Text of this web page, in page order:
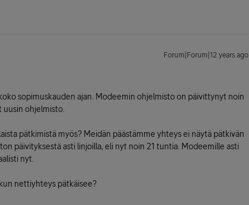
Forum|Forum|12 years ago
sopimuskauden ajan. Modeemin ohjelmisto on päivittynyt noin
uusin ohjelmisto.
pätkimistä myös? Meidän päästämme yhteys ei näytä pätkivän
päivityksestä asti linjoilla, eli nyt noin 21 tuntia. Modeemille asti
nyt.
nettiyhteys pätkäisee?